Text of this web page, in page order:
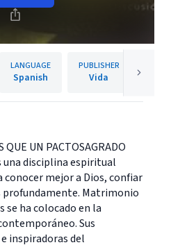
LANGUAGE
Spanish
PUBLISHER
Vida
QUE UN PACTOSAGRADO
una disciplina espiritual
conocer mejor a Dios, confiar
profundamente. Matrimonio
se ha colocado en la
Sus
inspiradoras del